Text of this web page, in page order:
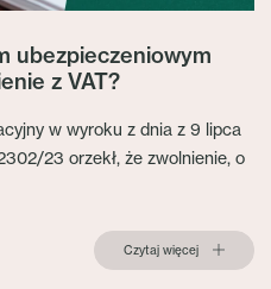
ubezpieczeniowym
z VAT?
w wyroku z dnia z 9 lipca
23 orzekł, że zwolnienie, o
Czytaj więcej